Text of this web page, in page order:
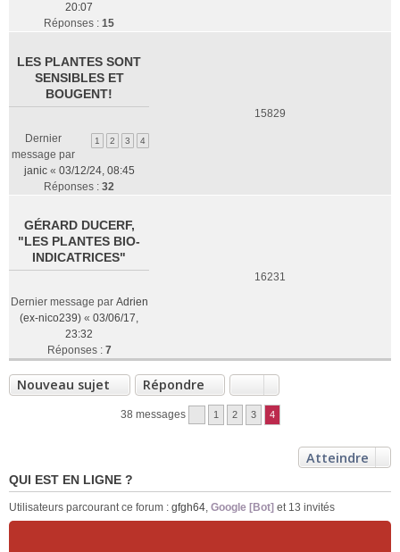
20:07
Réponses : 15
LES PLANTES SONT
SENSIBLES ET
BOUGENT!
1 2 3 4
Dernier
message par
janic« 03/12/24, 08:45
Réponses : 32
15829
GÉRARD DUCERF,
"LES PLANTES BIO-
INDICATRICES"
Dernier message par Adrien
(ex-nico239) « 03/06/17,
23:32
Réponses : 7
16231
Nouveau sujet Répondre
38 messages 1 2 3 4
Atteindre
QUI EST EN LIGNE ?
Utilisateurs parcourant ce forum : gfgh64, Google [Bot] et 13 invités